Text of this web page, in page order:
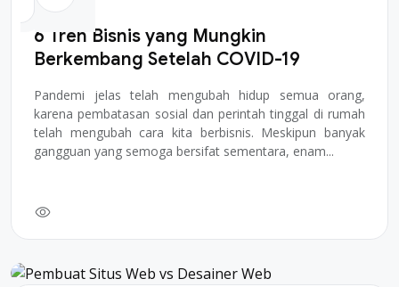
6 Tren Bisnis yang Mungkin
Berkembang Setelah COVID-19
Pandemi jelas telah mengubah hidup semua orang,
karena pembatasan sosial dan perintah tinggal di rumah
telah mengubah cara kita berbisnis. Meskipun banyak
gangguan yang semoga bersifat sementara, enam...